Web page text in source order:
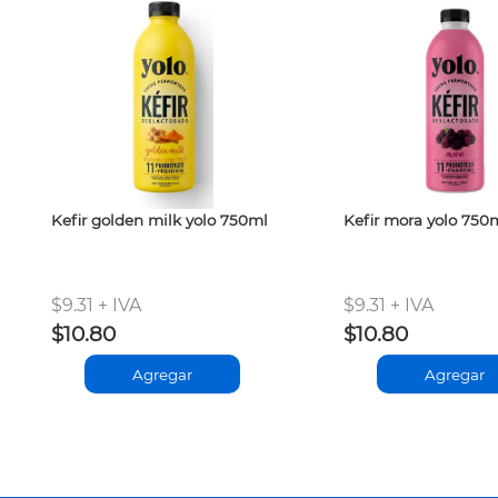
Kefir golden milk yolo 750ml
$9.31 + IVA
$10.80
Agregar
Kefir mora yolo
$9.31 + IVA
$10.80
Agregar